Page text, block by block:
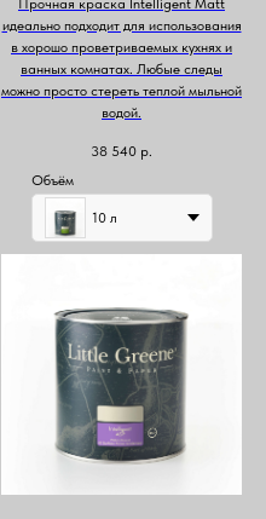
Прочная краска Intelligent Matt
идеально подходит для использования
в хорошо проветриваемых кухнях и
ванных комнатах. Любые следы
можно просто стереть теплой мыльной
водой.
38 540 р.
Объём
10 л